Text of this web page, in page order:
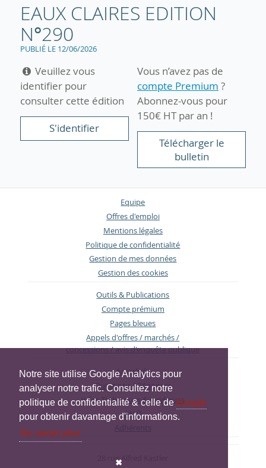
Notre site utilise Google Analytics pour
analyser notre trafic. Consultez notre
politique de confidentialité & celle de Google
pour obtenir davantage d'informations.
En savoir plus
✖
EAUX CLAIRES EDITION
N°290
PUBLIÉ LE 12/06/2026
Veuillez vous
identifier pour
consulter cette édition
S'identifier
Vous n’avez pas de
compte Premium ?
Abonnez-vous pour
150€ HT par an !
Télécharger le
bulletin
Equipe
Offres d'emploi
Mentions légales
Politique de confidentialité
Gestion de mes données
Gestion des cookies
Outils & Publications
Compte prémium
Pages bleues
Appels d'offres / marchés /
concessions / avis d'enquête publique
Actualités
Questions / Réponses
Infos Techniques & Juridiques
AMO
28 rue Alfred Kastler